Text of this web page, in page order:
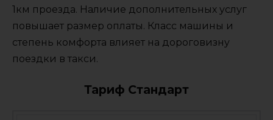
1км проезда. Наличие дополнительных услуг
повышает размер оплаты. Класс машины и
степень комфорта влияет на дороговизну
поездки в такси.
Тариф Стандарт